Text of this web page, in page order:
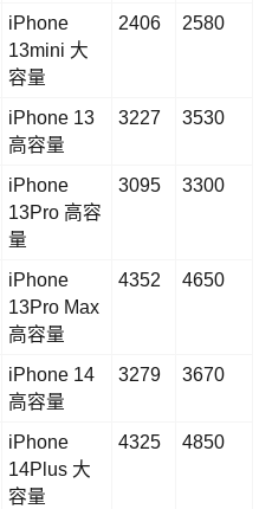
iPhone
13mini 大
容量
2406 2580
iPhone 13
高容量
3227 3530
iPhone
13Pro 高容
量
3095 3300
iPhone
13Pro Max
高容量
4352 4650
iPhone 14
高容量
3279 3670
iPhone
14Plus 大
容量
4325 4850